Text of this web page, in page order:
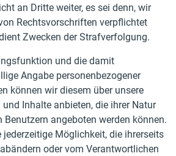
an Dritte weiter, es sei denn, wir
Rechtsvorschriften verpflichtet
Zwecken der Strafverfolgung.
und die damit
Angabe personenbezogener
können wir diesem über unsere
Inhalte anbieten, die ihrer Natur
Benutzern angeboten werden können.
Möglichkeit, die ihrerseits
oder vom Verantwortlichen